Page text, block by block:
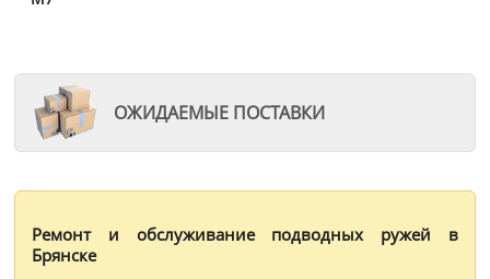
ОЖИДАЕМЫЕ ПОСТАВКИ
Ремонт и обслуживание подводных ружей в
Брянске